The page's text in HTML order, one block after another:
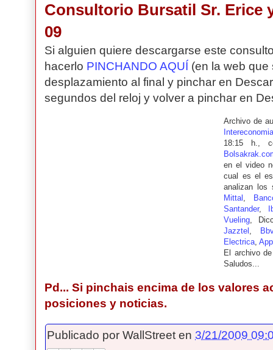
Consultorio Bursatil Sr. Erice
09
Si alguien quiere descargarse este
hacerlo PINCHANDO AQUÍ (en la web que
desplazamiento al final y pinchar en
segundos del reloj y volver a pinchar en
Archivo de
18:15 h.,
en el video
cual es el
analizan los
Mittal ,
Santander,
Vueling,
Jazztel ,
Electrica,
El archivo
Saludos...
Pd... Si pinchais encima de los valores
posiciones y noticias.
Publicado porWallStreet en3/21/2009